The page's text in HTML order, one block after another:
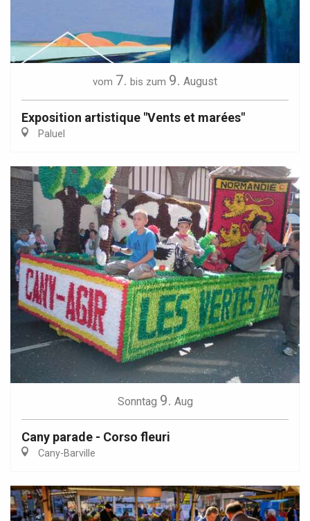
vom 7. bis zum 9. August
Exposition artistique "Vents et marées"
Paluel
Sonntag 9. Aug
Cany parade - Corso fleuri
Cany-Barville